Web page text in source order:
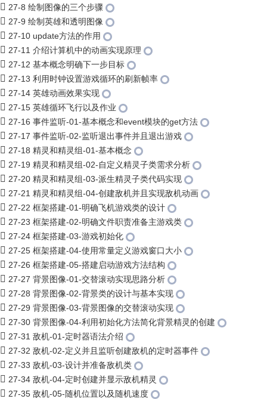
27-8 绘制图像的三个步骤
27-9 绘制英雄和透明图像
27-10 update方法的作用
27-11 介绍计算机中的动画实现原理
27-12 基本概念明确下一步目标
27-13 利用时钟设置游戏循环的刷新帧率
27-14 英雄动画效果实现
27-15 英雄循环飞行以及作业
27-16 事件监听-01-基本概念和event模块的get方法
27-17 事件监听-02-监听退出事件并且退出游戏
27-18 精灵和精灵组-01-基本概念
27-19 精灵和精灵组-02-自定义精灵子类需求分析
27-20 精灵和精灵组-03-派生精灵子类代码实现
27-21 精灵和精灵组-04-创建敌机并且实现敌机动画
27-22 框架搭建-01-明确飞机游戏类的设计
27-23 框架搭建-02-明确文件职责准备主游戏类
27-24 框架搭建-03-游戏初始化
27-25 框架搭建-04-使用常量定义游戏窗口大小
27-26 框架搭建-05-搭建启动游戏方法结构
27-27 背景图像-01-交替滚动实现思路分析
27-28 背景图像-02-背景类的设计与基本实现
27-29 背景图像-03-背景图像的交替滚动实现
27-30 背景图像-04-利用初始化方法简化背景精灵的创建
27-31 敌机-01-定时器语法介绍
27-32 敌机-02-定义并且监听创建敌机的定时器事件
27-33 敌机-03-设计并准备敌机类
27-34 敌机-04-定时创建并显示敌机精灵
27-35 敌机-05-随机位置以及随机速度